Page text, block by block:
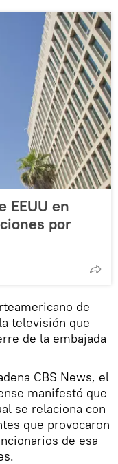
EEUU en
por
de
televisión que
de la embajada
CBS News, el
manifestó que
se relaciona con
que provocaron
de esa